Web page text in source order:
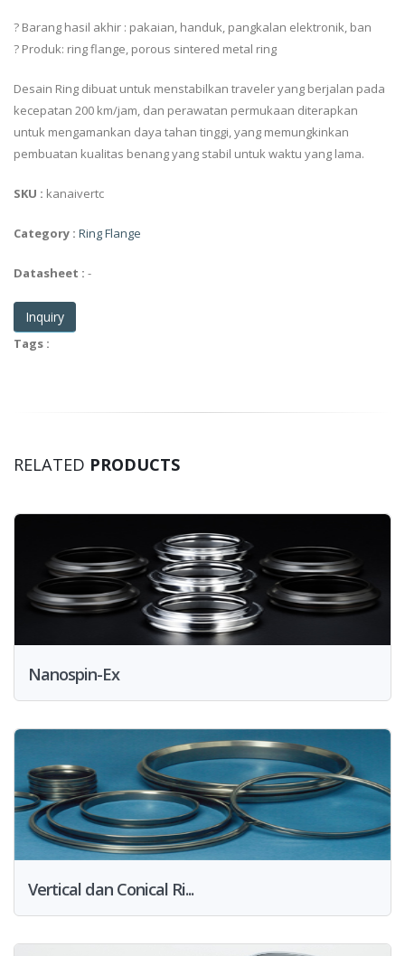
? Barang hasil akhir : pakaian, handuk, pangkalan elektronik, ban
? Produk: ring flange, porous sintered metal ring
Desain Ring dibuat untuk menstabilkan traveler yang berjalan pada
kecepatan 200 km/jam, dan perawatan permukaan diterapkan
untuk mengamankan daya tahan tinggi, yang memungkinkan
pembuatan kualitas benang yang stabil untuk waktu yang lama.
SKU : kanaivertc
Category : Ring Flange
Datasheet : -
Inquiry
Tags :
RELATED PRODUCTS
Nanospin-Ex
Vertical dan Conical Ri...